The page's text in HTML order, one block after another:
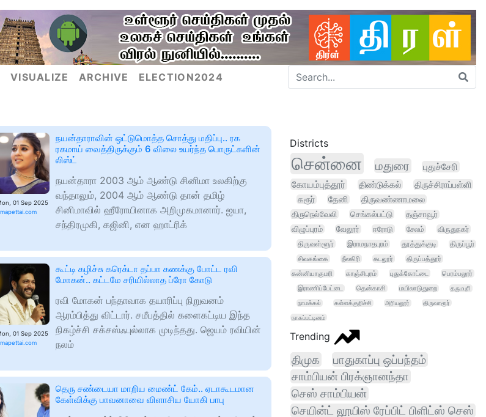
VISUALIZE ARCHIVE ELECTION2024
01 Sep 2025
நயன்தாராவின் ஒட்டுமொத்த சொத்து மதிப்பு.. ரக
ரகமாய் வைத்திருக்கும் 6 விலை உயர்ந்த பொருட்களின்
லிஸ்ட்
நயன்தாரா 2003 ஆம் ஆண்டு சினிமா உலகிற்கு
வந்தாலும், 2004 ஆம் ஆண்டு தான் தமிழ்
சினிமாவில் ஹீரோயினாக அறிமுகமானார். ஐயா,
சந்திரமுகி, கஜினி, என ஹாட்ரிக்
01 Sep 2025
கூட்டி கழிச்சு கரெக்டா தப்பா கணக்கு போட்ட ரவி
மோகன்.. கட்டமே சரியில்லாத ப்ரோ கோடு
ரவி மோகன் பந்தாவாக தயாரிப்பு நிறுவனம்
ஆரம்பித்து விட்டார். சமீபத்தில் களைகட்டிய இந்த
நிகழ்ச்சி சக்சஸ்ஃபுல்லாக முடிந்தது. ஜெயம் ரவியின்
நலம்
தெரு சண்டையா மாறிய மைண்ட் கேம்.. ஏடாகூடமான
கேள்விக்கு பாவனாவை விளாசிய யோகி பாபு
Districts
சென்னை மதுரை
புதுச்சேரி
கோயம்புத்தூர்
திண்டுக்கல் திருச்சிராப்பள்ளி
கரூர் தேனி
திருவண்ணாமலை
திருநெல்வேலி
செங்கல்பட்டு
தஞ்சாவூர்
விழுப்புரம்
வேலூர் ஈரோடு சேலம்
விருதுநகர்
திருவள்ளூர்
இராமநாதபுரம் தூத்துக்குடி
திருப்பூர்
சிவகங்கை
நீலகிரி கடலூர்
திருப்பத்தூர்
கன்னியாகுமரி
காஞ்சிபுரம் புதுக்கோட்டை பெரம்பலூர்
இராணிப்பேட்டை தென்காசி மயிலாடுதுறை
தருமபுரி
நாமக்கல்
கள்ளக்குறிச்சி அரியலூர்
திருவாரூர்
நாகப்பட்டினம்
Trending
திமுக பாதுகாப்பு ஒப்பந்தம்
சாம்பியன் பிரக்ஞானந்தா
செஸ் சாம்பியன்
செயின்ட் லூயிஸ் ரேப்பிட் பிளிட்ஸ் செஸ்